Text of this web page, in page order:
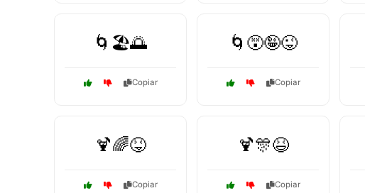
🌀🏖️🌅
Copiar
🌀😵🤪😜
Copiar
🍹🌈😝
Copiar
🍹🎊😆
Copiar